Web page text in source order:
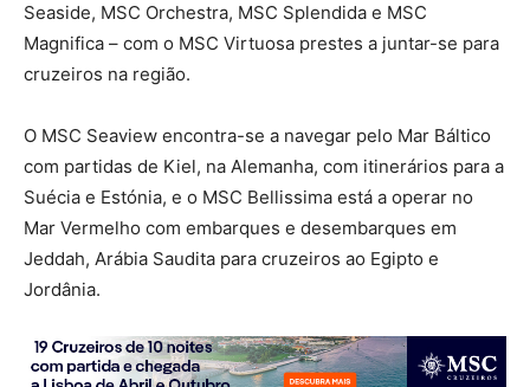
Seaside, MSC Orchestra, MSC Splendida e MSC
Magnifica – com o MSC Virtuosa prestes a juntar-se para
cruzeiros na região.
O MSC Seaview encontra-se a navegar pelo Mar Báltico
com partidas de Kiel, na Alemanha, com itinerários para a
Suécia e Estónia, e o MSC Bellissima está a operar no
Mar Vermelho com embarques e desembarques em
Jeddah, Arábia Saudita para cruzeiros ao Egipto e
Jordânia.